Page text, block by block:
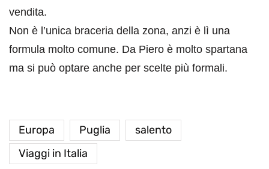
vendita.
Non è l’unica braceria della zona, anzi è lì una
formula molto comune. Da Piero è molto spartana
ma si può optare anche per scelte più formali.
Europa Puglia
salento
Viaggi in Italia